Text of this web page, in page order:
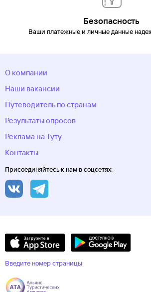
Безопасность
Ваши платежные и личные данные
О компании
Наши вакансии
Путеводитель по странам
Результаты опросов
Реклама на Туту
Контакты
Присоединяйтесь к нам в соцсетях:
Введите номер страницы